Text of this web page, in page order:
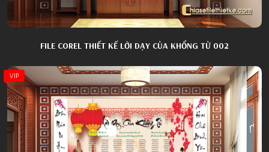
FILE COREL THIẾT KẾ LỜI DẠY CỦA KHỔNG TỬ 002
VIP